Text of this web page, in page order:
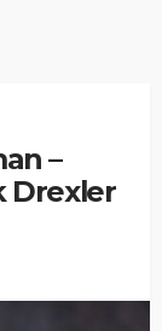
–
Drexler